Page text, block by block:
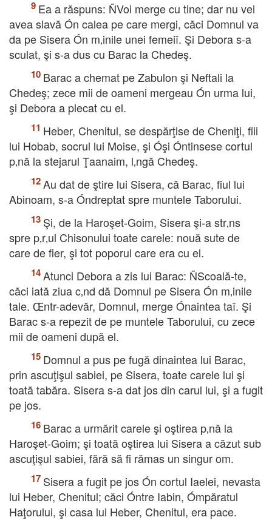
Ea a răspuns: ÑVoi merge cu tine; dar nu vei
avea slavă Ón calea pe care mergi, căci Domnul va
da pe Sisera Ón m‚inile unei femeiî. Şi Debora s-a
sculat, şi s-a dus cu Barac la Chedeş.
Barac a chemat pe Zabulon şi Neftali la
Chedeş; zece mii de oameni mergeau Ón urma lui,
şi Debora a plecat cu el.
Heber, Chenitul, se despărţise de Cheniţi, fiii
lui Hobab, socrul lui Moise, şi Óşi Óntinsese cortul
p‚nă la stejarul Ţaanaim, l‚ngă Chedeş.
Au dat de ştire lui Sisera, că Barac, fiul lui
Abinoam, s-a Óndreptat spre muntele Taborului.
Şi, de la Haroşet-Goim, Sisera şi-a str‚ns
spre p‚r‚ul Chisonului toate carele: nouă sute de
care de fier, şi tot poporul care era cu el.
Atunci Debora a zis lui Barac: ÑScoală-te,
căci iată ziua c‚nd dă Domnul pe Sisera Ón m‚inile
tale. Œntr-adevăr, Domnul, merge Ónaintea taî. Şi
Barac s-a repezit de pe muntele Taborului, cu zece
mii de oameni după el.
Domnul a pus pe fugă dinaintea lui Barac,
prin ascuţişul sabiei, pe Sisera, toate carele lui şi
toată tabăra. Sisera s-a dat jos din carul lui, şi a fugit
pe jos.
Barac a urmărit carele şi oştirea p‚nă la
Haroşet-Goim; şi toată oştirea lui Sisera a căzut sub
ascuţişul sabiei, fără să fi rămas un singur om.
Sisera a fugit pe jos Ón cortul Iaelei, nevasta
lui Heber, Chenitul; căci Óntre Iabin, Ómpăratul
Haţorului, şi casa lui Heber, Chenitul, era pace.